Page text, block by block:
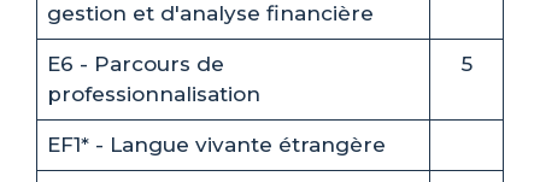
gestion et d'analyse financière
E6 - Parcours de
professionnalisation
5
EF1* - Langue vivante étrangère